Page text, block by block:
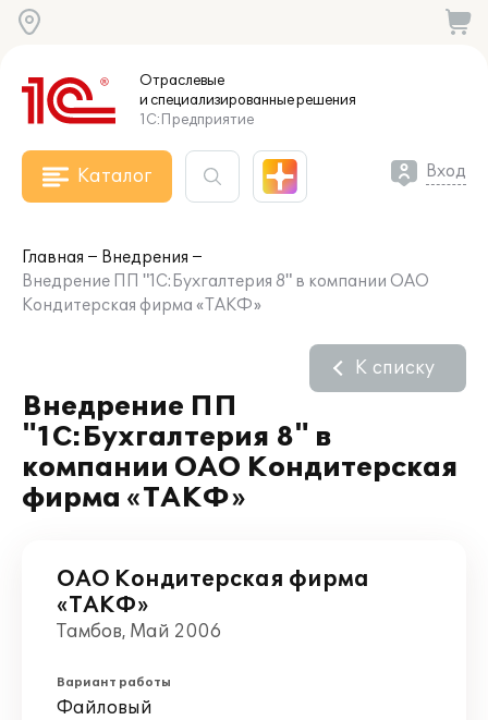
Отраслевые
и специализированныерешения
1С:Предприятие
Каталог Вход
Главная
Внедрения
Внедрение ПП "1С:Бухгалтерия 8" в компании ОАО
Кондитерская фирма «ТАКФ»
Внедрение ПП
"1С:Бухгалтерия 8" в
компании ОАО Кондитерская
фирма «ТАКФ»
К списку
ОАО Кондитерская фирма
«ТАКФ»
Тамбов, Май 2006
Вариант работы
Файловый